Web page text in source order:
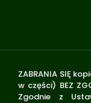
ZABRANIA SIĘ
w części) BEZ
Zgodnie z